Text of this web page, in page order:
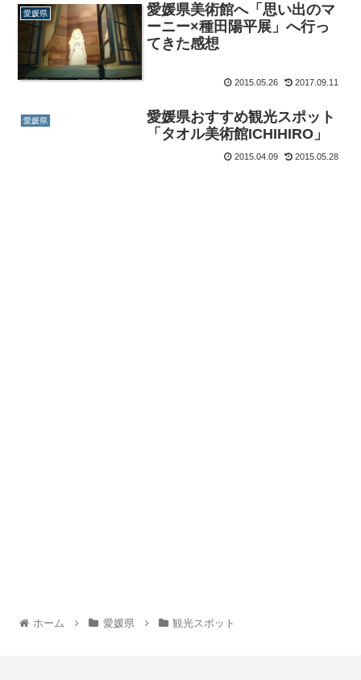
愛媛県
愛媛県美術館へ「思い出のマ
ーニー×種田陽平展」へ行っ
てきた感想
2015.05.26 2017.09.11
愛媛県
愛媛県おすすめ観光スポット
「タオル美術館ICHIHIRO」
2015.04.09 2015.05.28
ホーム 愛媛県 観光スポット